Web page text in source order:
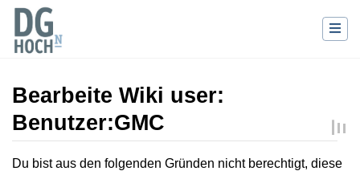
Bearbeite Wiki user:
Benutzer:GMC
Wechseln zu:Navigation,Suche
Du bist aus den folgenden Gründen nicht berechtigt, diese